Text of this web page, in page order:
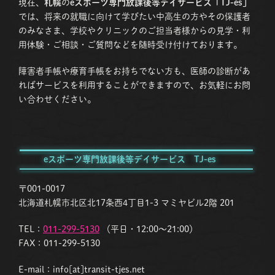
現在、 札幌のeスポーツ専門放課後等デイサービス「TJ-es」
では、将来の就職に向けて学びたい中高生の方やその保護者
のみなさま、学校やクリニックのご担当者様からの見学・利
用体験・ご相談・ご質問などを随時受け付けております。
障害者手帳や療育手帳をお持ちでない方も、医師の診断があ
ればサービスを利用することができますので、お気軽にお問
い合わせください。
eスポーツ専門放課後等デイサービス TJ-es
〒001-0017
北海道札幌市北区北17条西4丁目1-3 マミヤビル2階 201
TEL： 011-299-5130 （平日・12:00〜21:00）
FAX：011-299-5130
E-mail：info[at]transit-tjes.net